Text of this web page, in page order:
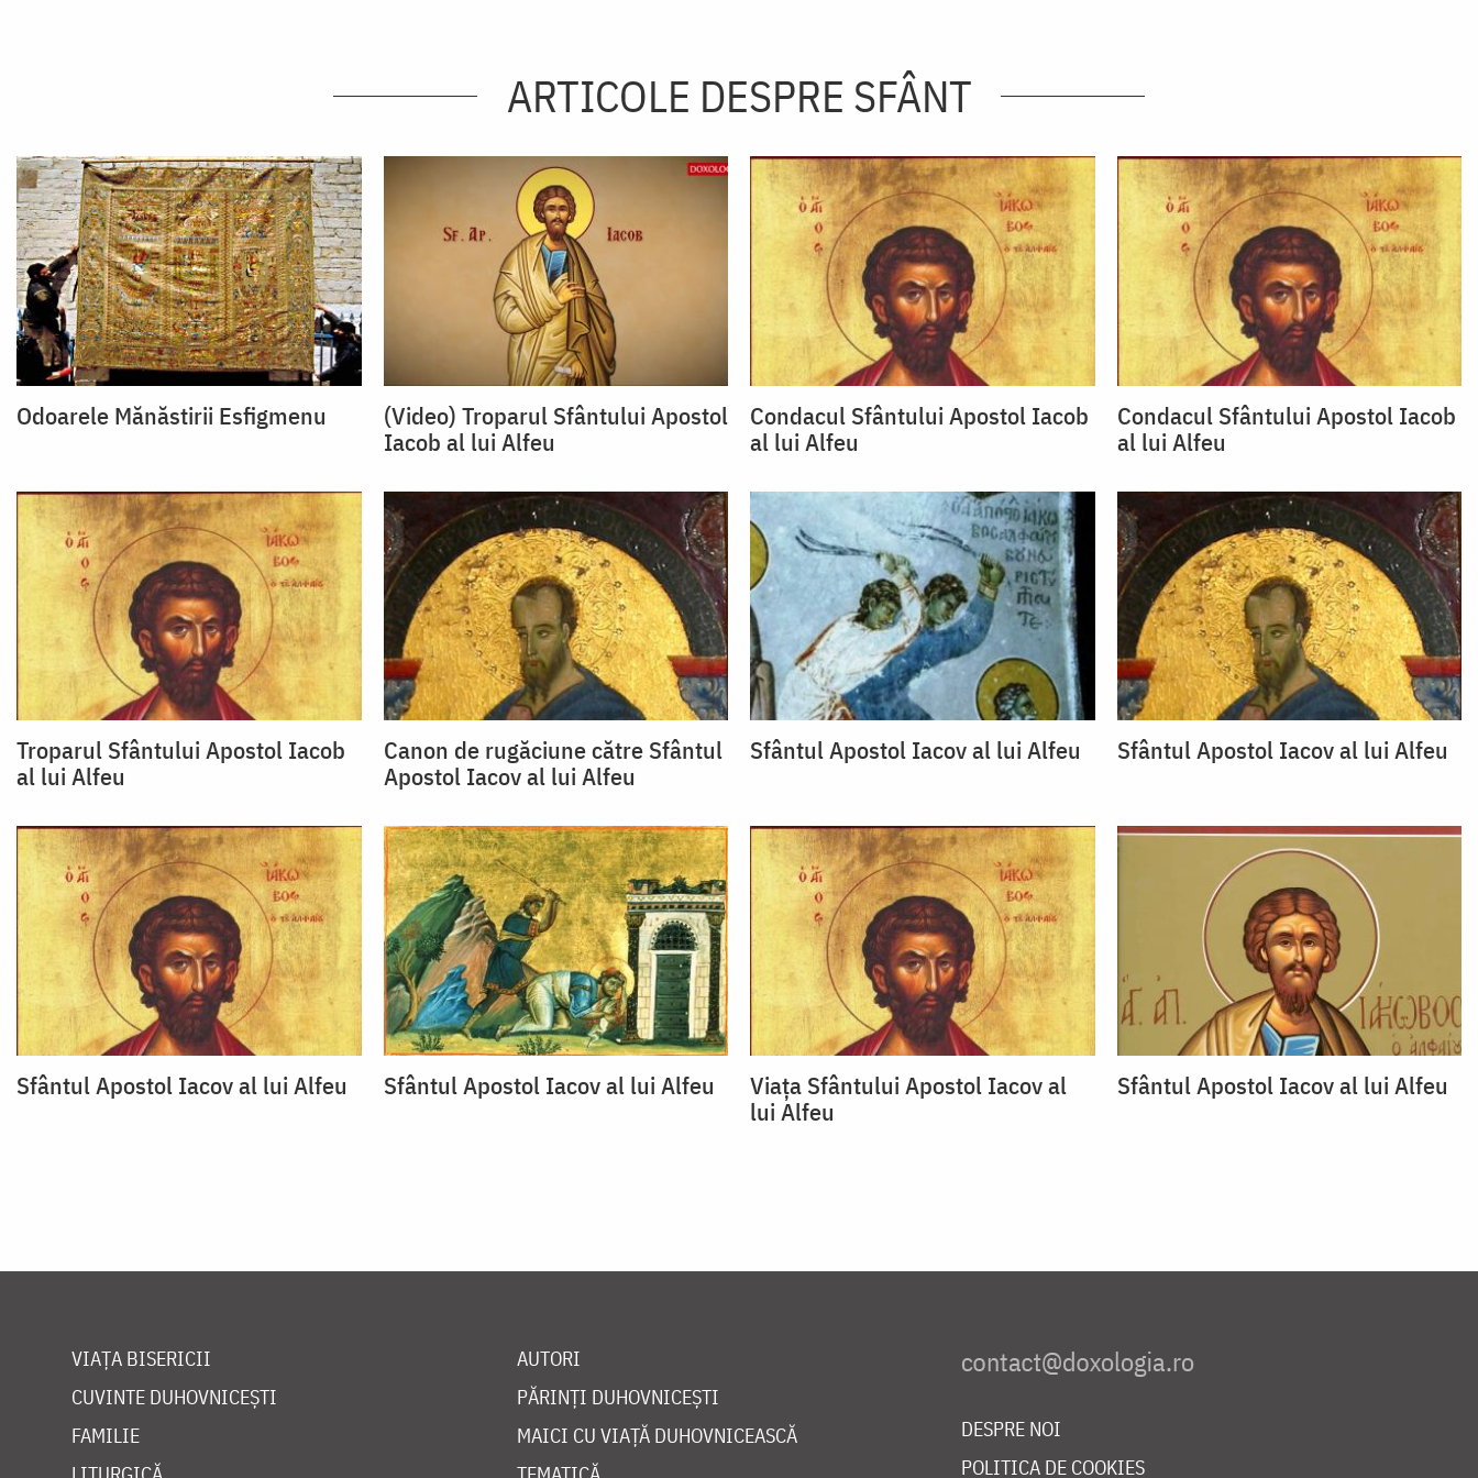
ARTICOLE DESPRE SFÂNT
Odoarele Mănăstirii Esfigmenu
(Video) Troparul Sfântului Apostol
Iacob al lui Alfeu
Condacul Sfântului Apostol Iacob
al lui Alfeu
Condacul Sfântului Apostol Iacob
al lui Alfeu
Troparul Sfântului Apostol Iacob
al lui Alfeu
Canon de rugăciune către Sfântul
Apostol Iacov al lui Alfeu
Sfântul Apostol Iacov al lui Alfeu Sfântul Apostol Iacov al lui Alfeu
Sfântul Apostol Iacov al lui Alfeu Sfântul Apostol Iacov al lui Alfeu
Viața Sfântului Apostol Iacov al
lui Alfeu
Sfântul Apostol Iacov al lui Alfeu
VIAȚA BISERICII
CUVINTE DUHOVNICEȘTI
FAMILIE
AUTORI
PĂRINȚI DUHOVNICEȘTI
MAICI CU VIAȚĂ DUHOVNICEASCĂ
DESPRE NOI
POLITICA DE COOKIES